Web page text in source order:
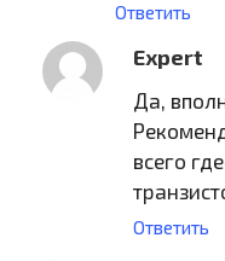
Ответить
Expert
Да,
всего
Ответить